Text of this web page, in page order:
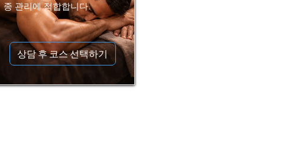
종 관리에 적합합니다.
상담 후 코스 선택하기